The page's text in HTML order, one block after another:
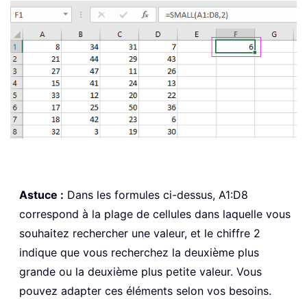
Astuce : Dans les formules ci-dessus, A1:D8
correspond à la plage de cellules dans laquelle vous
souhaitez rechercher une valeur, et le chiffre 2
indique que vous recherchez la deuxième plus
grande ou la deuxième plus petite valeur. Vous
pouvez adapter ces éléments selon vos besoins.